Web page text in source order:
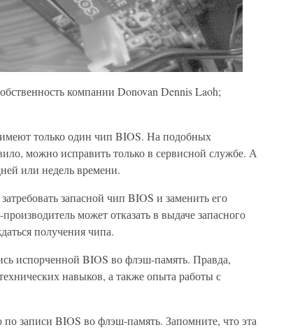
компании Donovan Dennis Laoh;
только один чип BIOS. На подобных
можно исправить только в сервисной службе. А
или недель времени.
запасной чип BIOS и заменить его
может отказать в выдаче запасного
получения чипа.
испорченной BIOS во флэш-память. Правда,
навыков, а также опыта работы с
записи BIOS во флэш-память. Запомните, что эта